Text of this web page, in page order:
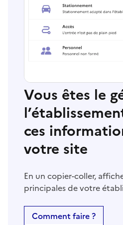
Vous êtes le
ces
votre site
En un copier-coller,
principales de votre
Comment faire ?